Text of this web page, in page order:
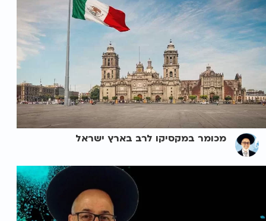
מכומר במקסיקו לרב בארץ ישראל